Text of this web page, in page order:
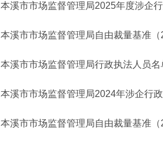
本溪市市场监督管理局2025年度涉企
本溪市市场监督管理局自由裁量基准（
本溪市市场监督管理局行政执法人员名
本溪市市场监督管理局2024年涉企行
本溪市市场监督管理局自由裁量基准（